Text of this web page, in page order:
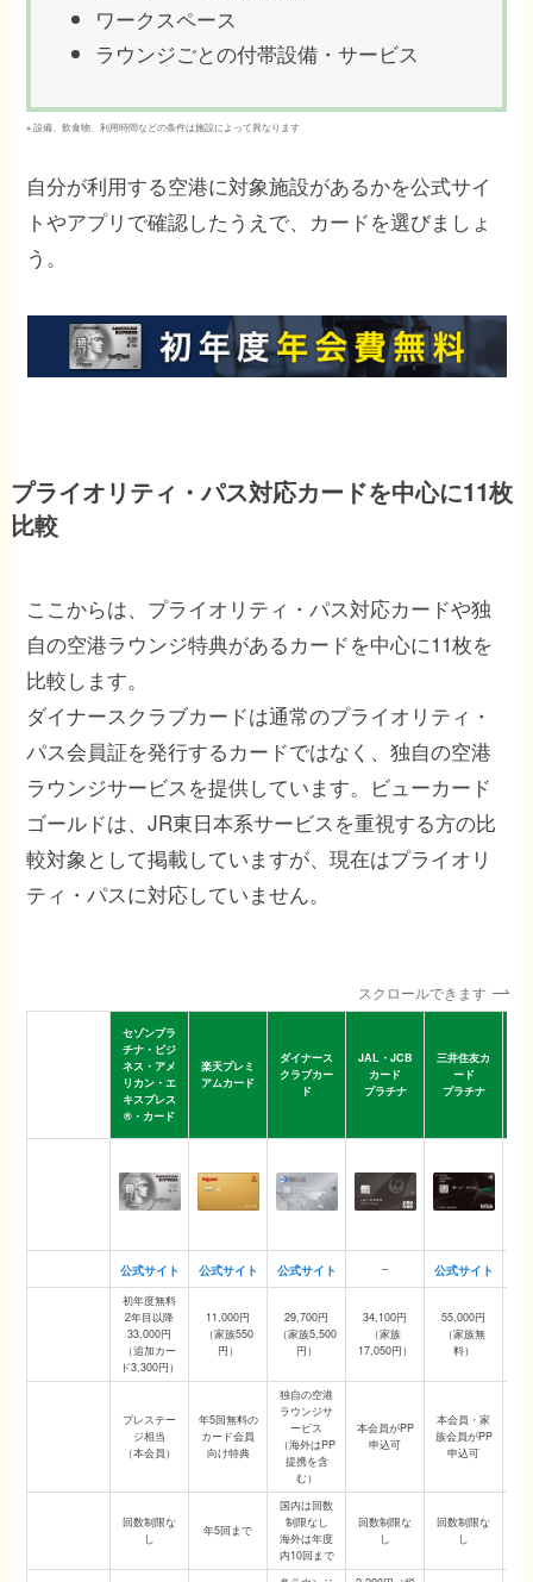
ワークスペース
ラウンジごとの付帯設備・サービス
※ 設備、飲食物、利用時間などの条件は施設によって異なります
自分が利用する空港に対象施設があるかを公式サイ
トやアプリで確認したうえで、カードを選びましょ
う。
プライオリティ・パス対応カードを中心に11枚
比較
ここからは、プライオリティ・パス対応カードや独
自の空港ラウンジ特典があるカードを中心に11枚を
比較します。
ダイナースクラブカードは通常のプライオリティ・
パス会員証を発行するカードではなく、独自の空港
ラウンジサービスを提供しています。ビューカード
ゴールドは、JR東日本系サービスを重視する方の比
較対象として掲載していますが、現在はプライオリ
ティ・パスに対応していません。
スクロールできます
セゾンプラ
チナ・ビジ
ネス・アメ
リカン・エ
キスプレス
®・カード
楽天プレミ
アムカード
ダイナース
クラブカー
ド
JAL・JCB
カード
プラチナ
三井住友カ
ード
プラチナ
公式サイト 公式サイト 公式サイト – 公式サイト
初年度無料
2年目以降
33,000円
（追加カー
ド3,300円）
11,000円
（家族550
円）
29,700円
（家族5,500
円）
34,100円
（家族
17,050円）
55,000円
（家族無
料）
プレステー
ジ相当
（本会員）
年5回無料の
カード会員
向け特典
独自の空港
ラウンジサ
ービス
（海外はPP
提携を含
む）
本会員がPP
申込可
本会員・家
族会員がPP
申込可
回数制限な
し
年5回まで
国内は回数
制限なし
海外は年度
内10回まで
回数制限な
し
回数制限な
し